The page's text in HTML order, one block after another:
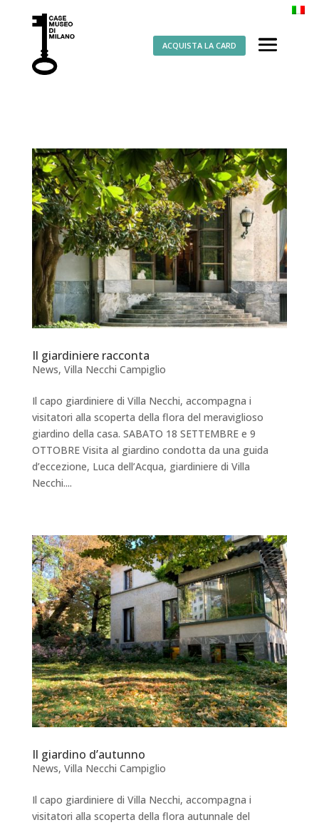
ACQUISTA LA CARD
Il giardiniere racconta
News, Villa Necchi Campiglio
Il capo giardiniere di Villa Necchi, accompagna i
visitatori alla scoperta della flora del meraviglioso
giardino della casa. SABATO 18 SETTEMBRE e 9
OTTOBRE Visita al giardino condotta da una guida
d’eccezione, Luca dell’Acqua, giardiniere di Villa
Necchi....
Il giardino d’autunno
News, Villa Necchi Campiglio
Il capo giardiniere di Villa Necchi, accompagna i
visitatori alla scoperta della flora autunnale del